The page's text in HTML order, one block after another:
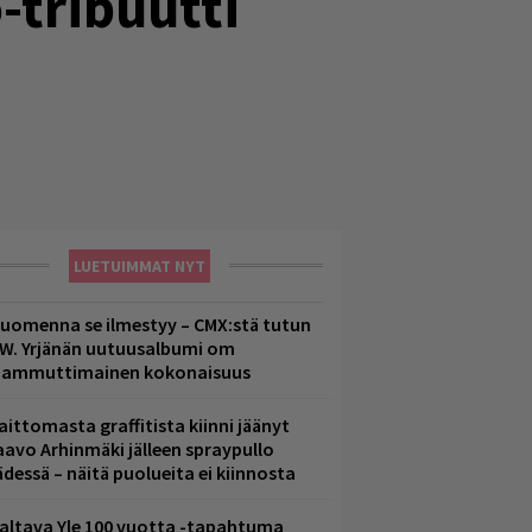
LUETUIMMAT NYT
se ilmestyy – CMX:stä tutun
Yrjänän uutuusalbumi om
kokonaisuus
graffitista kiinni jäänyt
Arhinmäki jälleen spraypullo
– näitä puolueita ei kiinnosta
Yle 100 vuotta -tapahtuma